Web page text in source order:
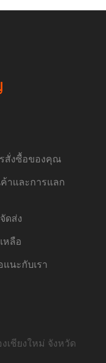
สั่งซื้อของคุณ
าและการแลก
ดส่ง
หลือ
นะกับเรา
เชียงใหม่ จังหวัด